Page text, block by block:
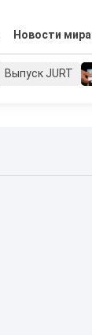
Новости мира
Выпуск JURT